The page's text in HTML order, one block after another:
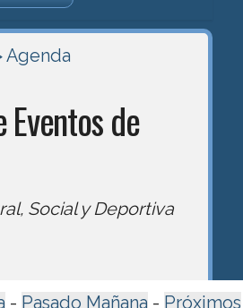
Agenda
Eventos de
Social y Deportiva
- Pasado Mañana - Próximos